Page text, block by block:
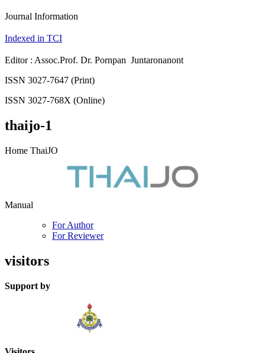
Journal Information
Indexed in TCI
Editor : Assoc.Prof. Dr. Pornpan Juntaronanont
ISSN 3027-7647 (Print)
ISSN 3027-768X (Online)
thaijo-1
Home ThaiJO
Manual
For Author
For Reviewer
visitors
Support by